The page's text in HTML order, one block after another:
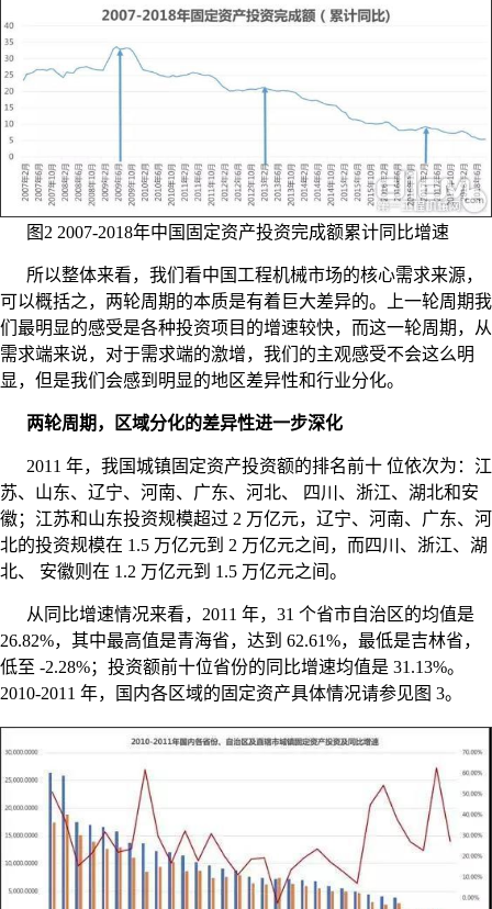
图2 2007-2018年中国固定资产投资完成额累计同比增速
所以整体来看，我们看中国工程机械市场的核心需求来源，
可以概括之，两轮周期的本质是有着巨大差异的。上一轮周期我
们最明显的感受是各种投资项目的增速较快，而这一轮周期，从
需求端来说，对于需求端的激增，我们的主观感受不会这么明
显，但是我们会感到明显的地区差异性和行业分化。
两轮周期，区域分化的差异性进一步深化
2011 年，我国城镇固定资产投资额的排名前十 位依次为：江
苏、山东、辽宁、河南、广东、河北、 四川、浙江、湖北和安
徽；江苏和山东投资规模超过 2 万亿元，辽宁、河南、广东、河
北的投资规模在 1.5 万亿元到 2 万亿元之间，而四川、浙江、湖
北、 安徽则在 1.2 万亿元到 1.5 万亿元之间。
从同比增速情况来看，2011 年，31 个省市自治区的均值是
26.82%，其中最高值是青海省，达到 62.61%，最低是吉林省，
低至 -2.28%；投资额前十位省份的同比增速均值是 31.13%。
2010-2011 年，国内各区域的固定资产具体情况请参见图 3。